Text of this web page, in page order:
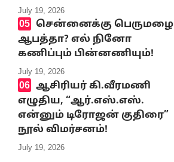
July 19, 2026
சென்னைக்கு பெருமழை
ஆபத்தா? எல் நினோ
கணிப்பும் பின்னணியும்!
July 19, 2026
ஆசிரியர் கி.வீரமணி
எழுதிய, “ஆர்.எஸ்.எஸ்.
என்னும் டிரோஜன் குதிரை”
நூல் விமர்சனம்!
July 19, 2026